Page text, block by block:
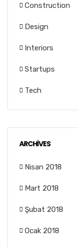
Construction
Design
Interiors
Startups
Tech
ARCHIVES
Nisan 2018
Mart 2018
Şubat 2018
Ocak 2018